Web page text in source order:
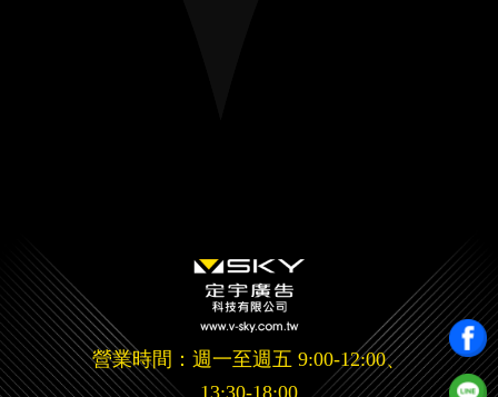
營業時間：週一至週五 9:00-12:00、
13:30-18:00